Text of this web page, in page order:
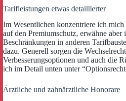
Tarifleistungen etwas detaillierter
Im Wesentlichen konzentriere ich
auf den Premiumschutz, erwähne aber
Beschränkungen in anderen
dazu. Generell sorgen die
Verbesserungsoptionen und auch die
ich im Detail unten unter
Ärztliche und zahnärztliche Honorare